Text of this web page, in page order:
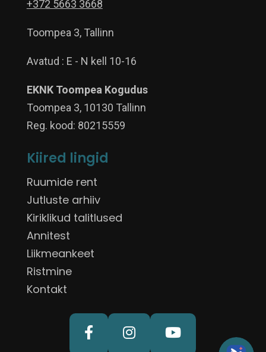
+372 5663 3668
Toompea 3, Tallinn
Avatud : E - N kell 10-16
EKNK Toompea Kogudus
Toompea 3, 10130 Tallinn
Reg. kood: 80215559
Kiired lingid
Ruumide rent
Jutluste arhiiv
Kiriklikud talitlused
Annitest
Liikmeankeet
Ristmine
Kontakt
  